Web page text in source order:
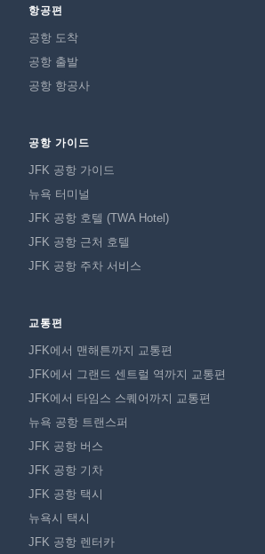
항공편
공항 도착
공항 출발
공항 항공사
공항 가이드
JFK 공항 가이드
뉴욕 터미널
JFK 공항 호텔 (TWA Hotel)
JFK 공항 근처 호텔
JFK 공항 주차 서비스
교통편
JFK에서 맨해튼까지 교통편
JFK에서 그랜드 센트럴 역까지 교통편
JFK에서 타임스 스퀘어까지 교통편
뉴욕 공항 트랜스퍼
JFK 공항 버스
JFK 공항 기차
JFK 공항 택시
뉴욕시 택시
JFK 공항 렌터카